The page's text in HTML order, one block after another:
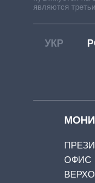
являются
УКР
ОФИС